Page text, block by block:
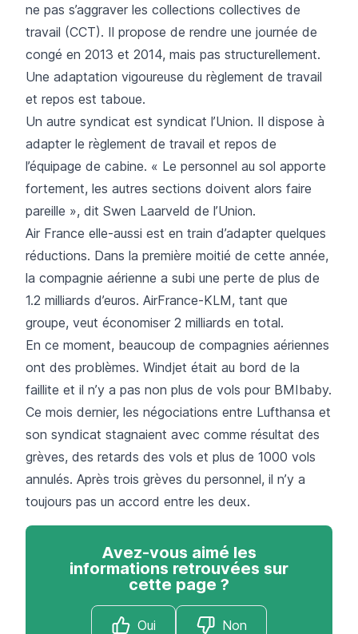
ne pas s’aggraver les collections collectives de
travail (CCT). Il propose de rendre une journée de
congé en 2013 et 2014, mais pas structurellement.
Une adaptation vigoureuse du règlement de travail
et repos est taboue.
Un autre syndicat est syndicat l’Union. Il dispose à
adapter le règlement de travail et repos de
l’équipage de cabine. « Le personnel au sol apporte
fortement, les autres sections doivent alors faire
pareille », dit Swen Laarveld de l’Union.
Air France elle-aussi est en train d’adapter quelques
réductions. Dans la première moitié de cette année,
la compagnie aérienne a subi une perte de plus de
1.2 milliards d’euros. AirFrance-KLM, tant que
groupe, veut économiser 2 milliards en total.
En ce moment, beaucoup de compagnies aériennes
ont des problèmes. Windjet était au bord de la
faillite et il n’y a pas non plus de vols pour BMIbaby.
Ce mois dernier, les négociations entre Lufthansa et
son syndicat stagnaient avec comme résultat des
grèves, des retards des vols et plus de 1000 vols
annulés. Après trois grèves du personnel, il n’y a
toujours pas un accord entre les deux.
Avez-vous aimé les
informations retrouvées sur
cette page ?
Oui Non